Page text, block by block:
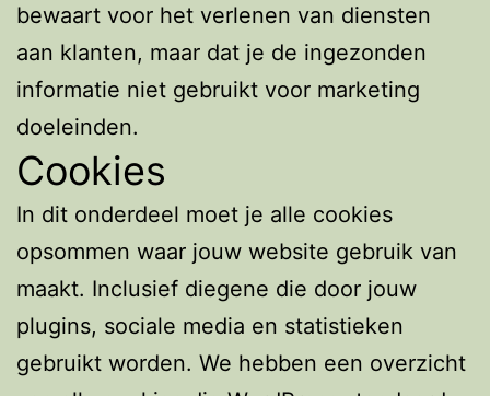
bewaart voor het verlenen van diensten
aan klanten, maar dat je de ingezonden
informatie niet gebruikt voor marketing
doeleinden.
Cookies
In dit onderdeel moet je alle cookies
opsommen waar jouw website gebruik van
maakt. Inclusief diegene die door jouw
plugins, sociale media en statistieken
gebruikt worden. We hebben een overzicht